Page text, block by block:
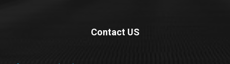
Contact US